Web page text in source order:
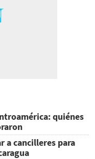
quiénes
a cancilleres para